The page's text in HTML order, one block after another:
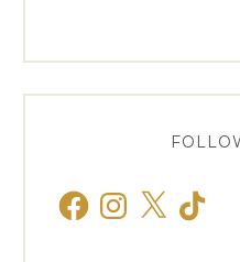
FacebookInstagram
X TikTok